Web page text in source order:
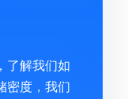
了解我们如
密度，我们